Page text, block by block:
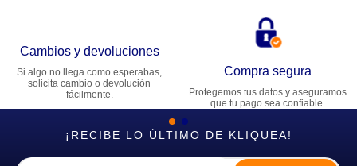
Cambios y devoluciones
Si algo no llega como esperabas,
solicita cambio o devolución
fácilmente.
Compra segura
Protegemos tus datos y aseguramos
que tu pago sea confiable.
¡RECIBE LO ÚLTIMO DE KLIQUEA!